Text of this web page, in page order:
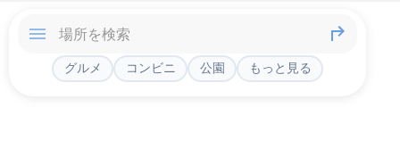
グルメ コンビニ 公園 もっと見る